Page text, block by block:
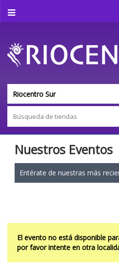
Nuestros Eventos
Entérate de nuestras más
El evento no está disponible
por favor intente en otra